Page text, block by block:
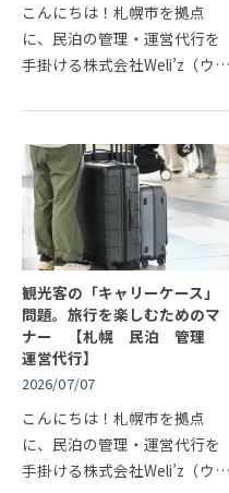
こんにちは！札幌市を拠点
に、民泊の管理・運営代行を
手掛ける株式会社Weli’z（ウィ
鮮やかに彩る花火大会。その
中でも、都市の活気と自然の
美しさが調和する「札幌・小
樽・ニ…
観光客の「キャリーケース」
問題。旅行を楽しむためのマ
ナー 【札幌 民泊 管理
運営代行】
2026/07/07
こんにちは！札幌市を拠点
に、民泊の管理・運営代行を
手掛ける株式会社Weli’z（ウィ